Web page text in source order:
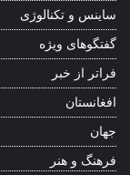
ساینس و تکنالوژی
گفتگوهای ویژه
فراتر از خبر
افغانستان
جهان
فرهنگ و هنر